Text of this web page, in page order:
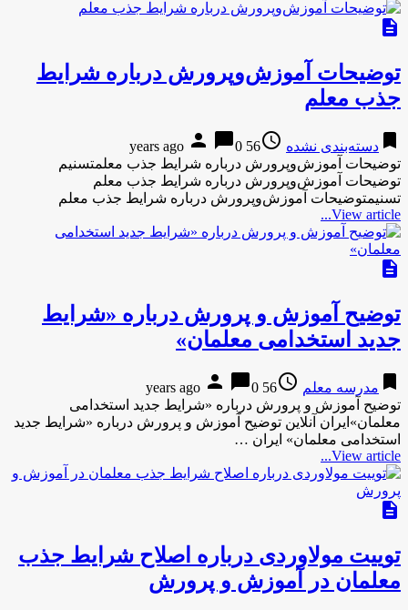
description
توضیحات آموزش‌وپرورش درباره شرایط
جذب معلم
bookmark دسته‌بندی نشده access_time
56 years ago
person chat_bubble0
توضیحات آموزش‌وپرورش درباره شرایط جذب معلمتسنیم
توضیحات آموزش‌وپرورش درباره شرایط جذب معلم
تسنیمتوضیحات آموزش‌وپرورش درباره شرایط جذب معلم
View article...
description
توضیح آموزش و پرورش درباره «شرایط
جدید استخدامی معلمان»
bookmark مدرسه معلم access_time
56 years ago
person chat_bubble0
توضیح آموزش و پرورش درباره «شرایط جدید استخدامی
معلمان»ایران آنلاین توضیح آموزش و پرورش درباره «شرایط جدید
استخدامی معلمان» ایران …
View article...
description
توییت مولاوردی درباره اصلاح شرایط جذب
معلمان در آموزش و پرورش